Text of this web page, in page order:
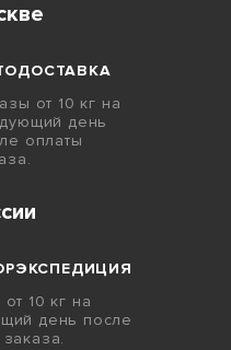
от 10 кг на
день
оплаты
10 кг на
день после